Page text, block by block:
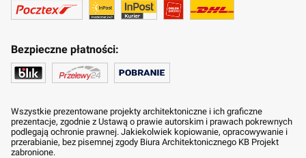
Bezpieczne płatności:
Wszystkie prezentowane projekty architektoniczne i ich graficzne
prezentacje, zgodnie z Ustawą o prawie autorskim i prawach pokrewnych
podlegają ochronie prawnej. Jakiekolwiek kopiowanie, opracowywanie i
przerabianie, bez pisemnej zgody Biura Architektonicznego KB Projekt
zabronione.